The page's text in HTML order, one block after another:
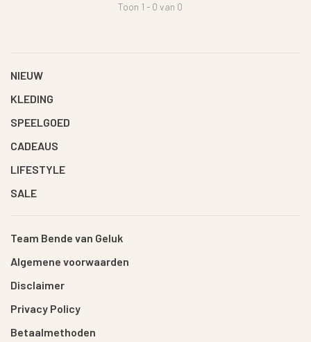
Toon 1 - 0 van 0
NIEUW
KLEDING
SPEELGOED
CADEAUS
LIFESTYLE
SALE
Team Bende van Geluk
Algemene voorwaarden
Disclaimer
Privacy Policy
Betaalmethoden